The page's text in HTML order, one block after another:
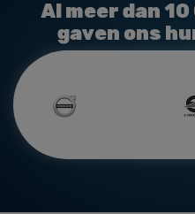
Al meer dan 10
gaven ons